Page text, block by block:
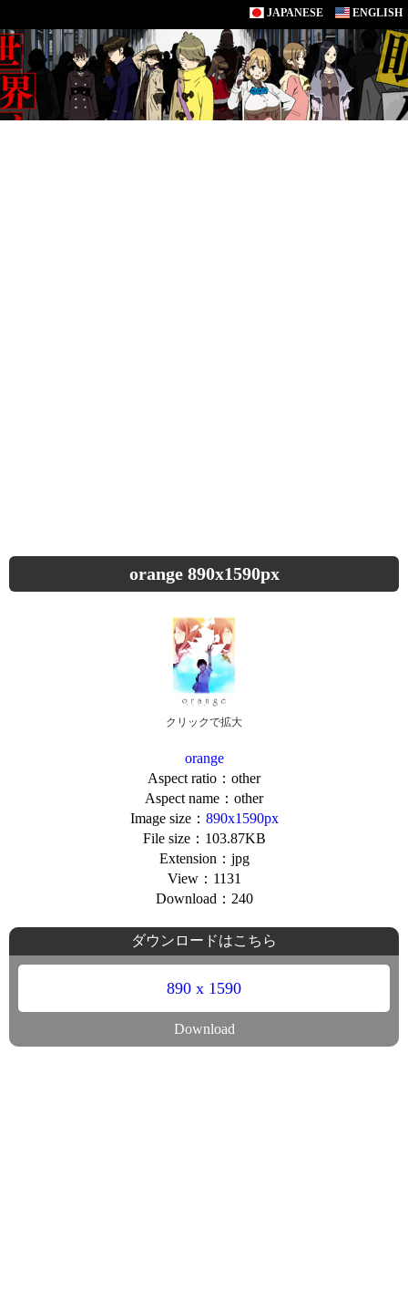
JAPANESE ENGLISH
orange 890x1590px
クリックで拡大
orange
Aspect ratio：other
Aspect name：other
Image size： 890x1590px
File size：103.87KB
Extension：jpg
View：1131
Download：240
ダウンロードはこちら
890 x 1590
Download